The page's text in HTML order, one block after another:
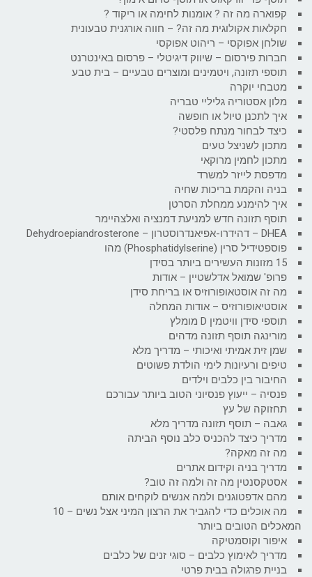
קפוארה מה זה ? אומנות לחימה או ריקוד ?
חקלאות אקולוגית מה זה? – חווה אורגנית טבעונית
שולחן אפוקסי – ריהוט אפוקסי
חברות פירסום – שיווק דיגיטלי – פרסום באינטרנט
תוספי תזונה, ויטמינים ומוצרים טבעיים – בית טבע
מטבחי יוקרה
מלון אסטוריה גליליי טבריה
איך לתכנן טיול או חופשה
כיצד לבחור מנתח פלסטי?
מתכון לשניצל טעים
מתכון לחמין מרוקאי
מדפסת לייזר למשרד
בניה והקמת בריכות שחיה
איך להימנע ממחלת הסרטן
תוסף תזונה חדש למניעת דמנציה ואלצהיימר
DHEA – דהידרו-אפיאנדרוסטרון – Dehydroepiandrosterone
פוספטידיל סרין (Phosphatidylserine) מהו
15 מזונות העשירים ביותר בסידן
פרופ' שמואל אדלשטיין – אודות
מה זה אוסטאופורוזיס או בריחת סידן
אוסטיאופורוזיס – אודות המחלה
תוספי סידן וויטמין D מומלץ
מורינגה תוסף תזונה מדהים
שמן זית אמיתי ואיכותי – מדריך מלא
טיפים ורעיונות לימי הולדת פשוטים
החיבור בין כלבים וילדים
פנסיה – ייעוץ פנסיוני הטוב ביותר עבורכם
תחזוקה של עץ
גאבה – תוסף תזונה מדריך מלא
מדריך כיצד להכניס כלב נוסף הביתה
מה זה מאקה?
מדריך בניה וקידום אתרים
אסטקסנטין מה זה ולמה זה טוב?
מהם אדפטוגנים ולמה אנשים לוקחים אותם
מה אוכלים כדי להגביר את הרצון המיני אצל נשים – 10
המאכלים הטובים ביותר
איפור וקוסמטיקה
מדריך לאימוץ כלבים – סוגי זנים של כלבים
בניית פרגולה בבית פרטי